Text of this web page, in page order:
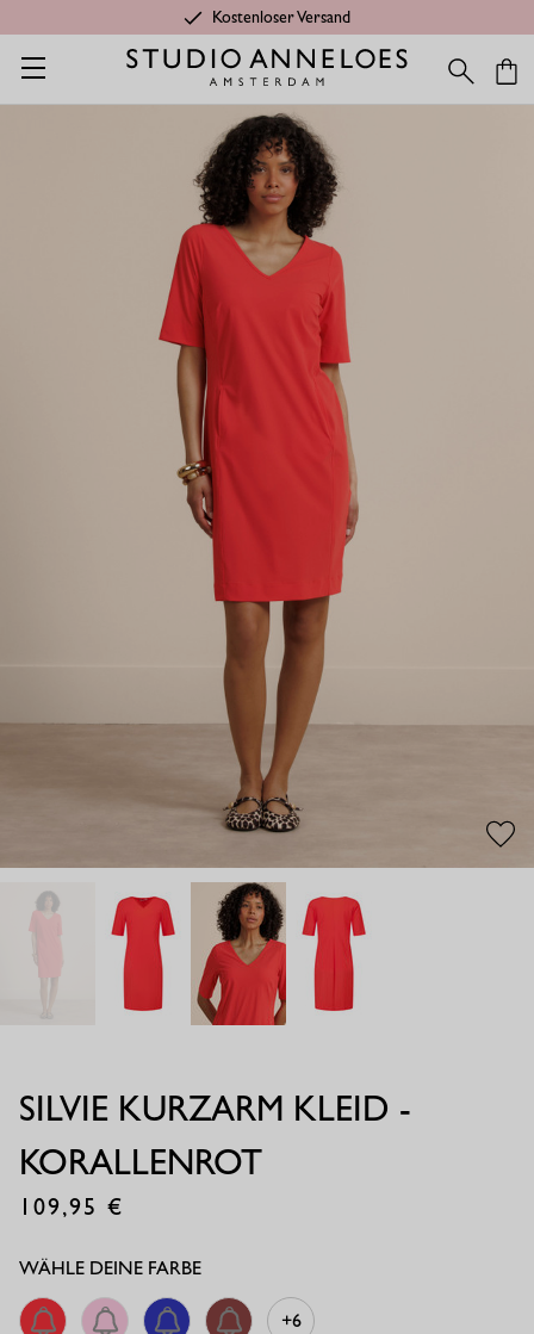
Kostenloser Versand
Startseite Kleidung aus Travelstoff Silvie Kurzarm Kleid -
SILVIE KURZARM KLEID -
KORALLENROT
109,95
WÄHLE DEINE FARBE
+6